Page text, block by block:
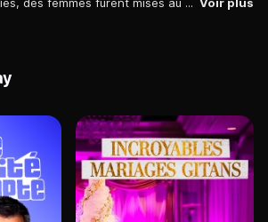
Pendant des décennies, des femmes furent mises au ban de la société pour avoir enfanté hors mariage : ces "filles-mères" ne sont devenues des "mères célibataires" qu'après Mai-68. Voir plus